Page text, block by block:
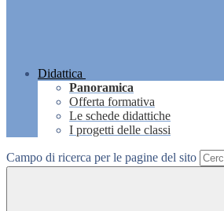
Didattica
Panoramica
Offerta formativa
Le schede didattiche
I progetti delle classi
Campo di ricerca per le pagine del sito